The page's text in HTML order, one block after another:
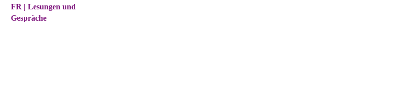
FR | Lesungen und
Gespräche